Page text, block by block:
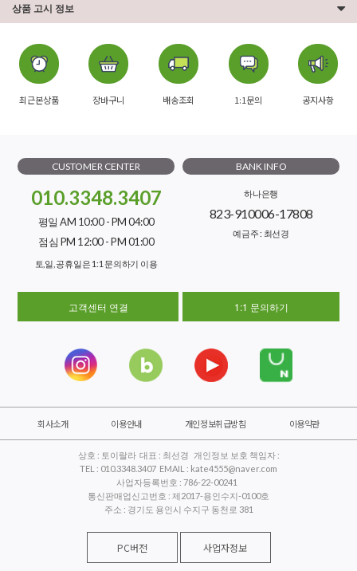
상품 고시 정보
최근본상품 장바구니 배송조회 1:1문의 공지사항
CUSTOMER CENTER
010.3348.3407
평일 AM 10:00 - PM 04:00
점심 PM 12:00 - PM 01:00
토,일, 공휴일은 1:1 문의하기 이용
BANK INFO
하나은행
823-910006-17808
예금주 : 최선경
고객센터 연결 1:1 문의하기
회사소개 이용안내 개인정보취급방침 이용약관
상호 : 토이랄라 대표 : 최선경 개인정보 보호 책임자 :
TEL : 010.3348.3407 EMAIL : kate4555@naver.com
사업자등록번호 : 786-22-00241
통신판매업신고번호 : 제2017-용인수지-0100호
주소 : 경기도 용인시 수지구 동천로 381
PC버전 사업자정보